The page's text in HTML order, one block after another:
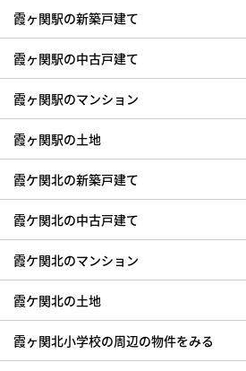
霞ヶ関駅の新築戸建て
霞ヶ関駅の中古戸建て
霞ヶ関駅のマンション
霞ヶ関駅の土地
霞ケ関北の新築戸建て
霞ケ関北の中古戸建て
霞ケ関北のマンション
霞ケ関北の土地
霞ヶ関北小学校の周辺の物件をみる